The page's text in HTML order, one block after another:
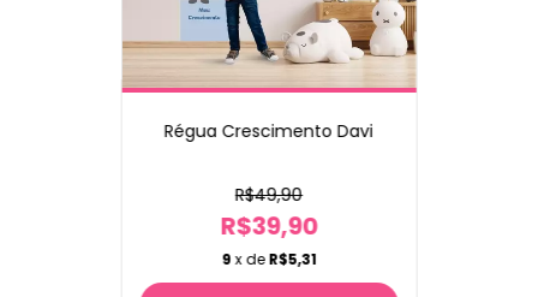
Régua Crescimento Davi
R$49,90
R$39,90
9 x deR$5,31